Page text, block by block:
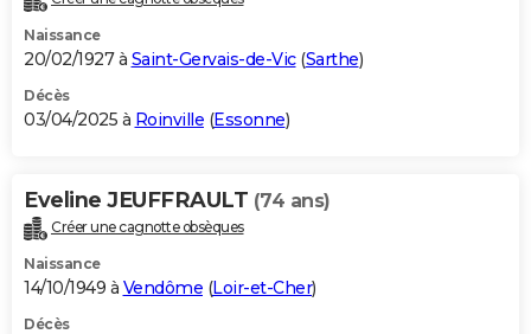
Naissance
20/02/1927 à Saint-Gervais-de-Vic(Sarthe)
Décès
03/04/2025 à Roinville (Essonne)
Eveline JEUFFRAULT (74 ans)
Créer une cagnotte obsèques
Naissance
14/10/1949 à Vendôme (Loir-et-Cher)
Décès